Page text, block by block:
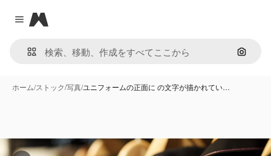
Close menu
Magnific
画像で
ホーム/ストック/写真/ユニフォームの正面に の文字が描かれてい…